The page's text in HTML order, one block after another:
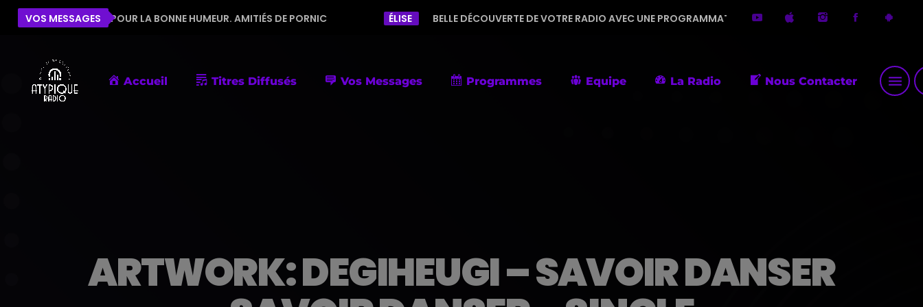
VOS MESSAGES
POUR LA BONNE HUMEUR. AMITIÉS DE PORNIC ÉLISE BELLE DÉCOUVERTE DE VOTRE RADIO AVEC UNE PROGRAMMATION DIVERSIFIÉE. MERCI DE ME FAIRE DÉCOUVRIR
Accueil Titres Diffusés Vos Messages Programmes Equipe La Radio Nous Contacter menu
ARTWORK: DEGIHEUGI – SAVOIR DANSER